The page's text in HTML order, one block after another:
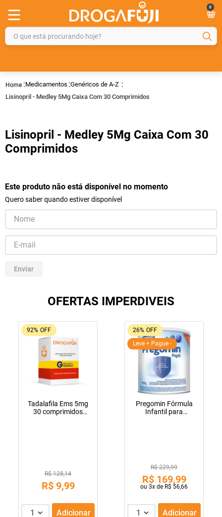
0
O que está procurando hoje?
Medicamentos Genéricos de A-Z
Lisinopril - Medley 5Mg Caixa Com 30 Comprimidos
Lisinopril - Medley 5Mg Caixa Com 30
Comprimidos
Este produto não está disponível no momento
Quero saber quando estiver disponível
Enviar
OFERTAS IMPERDIVEIS
92% OFF
Tadalafila Ems 5mg
30 comprimidos
R$ 128,14
R$ 9,99
1 Adicionar
26% OFF
Leve + Pague -
Pregomin Fórmula
Infantil para
R$ 229,99
R$ 169,99
ou 3x de R$ 56,66
1 Adicionar
2 º
gelmax
rosuvastatina 20mg
5º
protetor solar
8º
tadalafila
10º lola